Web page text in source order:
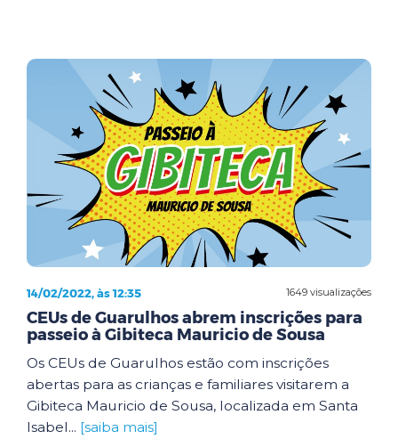
1649 visualizações
14/02/2022, às 12:35
CEUs de Guarulhos abrem inscrições para
passeio à Gibiteca Mauricio de Sousa
Os CEUs de Guarulhos estão com inscrições
abertas para as crianças e familiares visitarem a
Gibiteca Mauricio de Sousa, localizada em Santa
Isabel... [saiba mais]